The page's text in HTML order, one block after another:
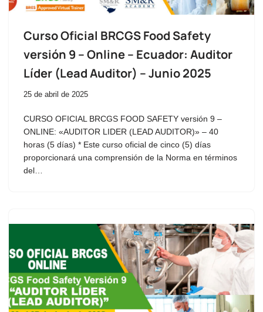
Curso Oficial BRCGS Food Safety
versión 9 – Online – Ecuador: Auditor
Líder (Lead Auditor) – Junio 2025
25 de abril de 2025
CURSO OFICIAL BRCGS FOOD SAFETY versión 9 –
ONLINE: «AUDITOR LIDER (LEAD AUDITOR)» – 40
horas (5 días) * Este curso oficial de cinco (5) días
proporcionará una comprensión de la Norma en términos
del…